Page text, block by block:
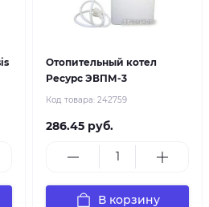
Отопительный котел
Ресурс ЭВПМ-3
Код товара: 242759
286.45 руб.
В корзину